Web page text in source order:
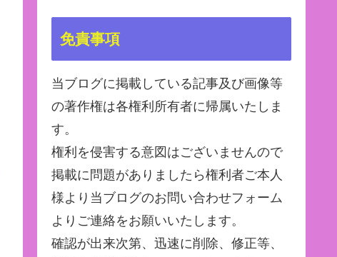
免責事項
当ブログに掲載している記事及び画像等
の著作権は各権利所有者に帰属いたしま
す。
権利を侵害する意図はございませんので
掲載に問題がありましたら権利者ご本人
様より当ブログのお問い合わせフォーム
よりご連絡をお願いいたします。
確認が出来次第、迅速に削除、修正等、